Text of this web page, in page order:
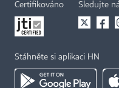
Certifikováno Sledujte
Stáhněte si aplikaci HN